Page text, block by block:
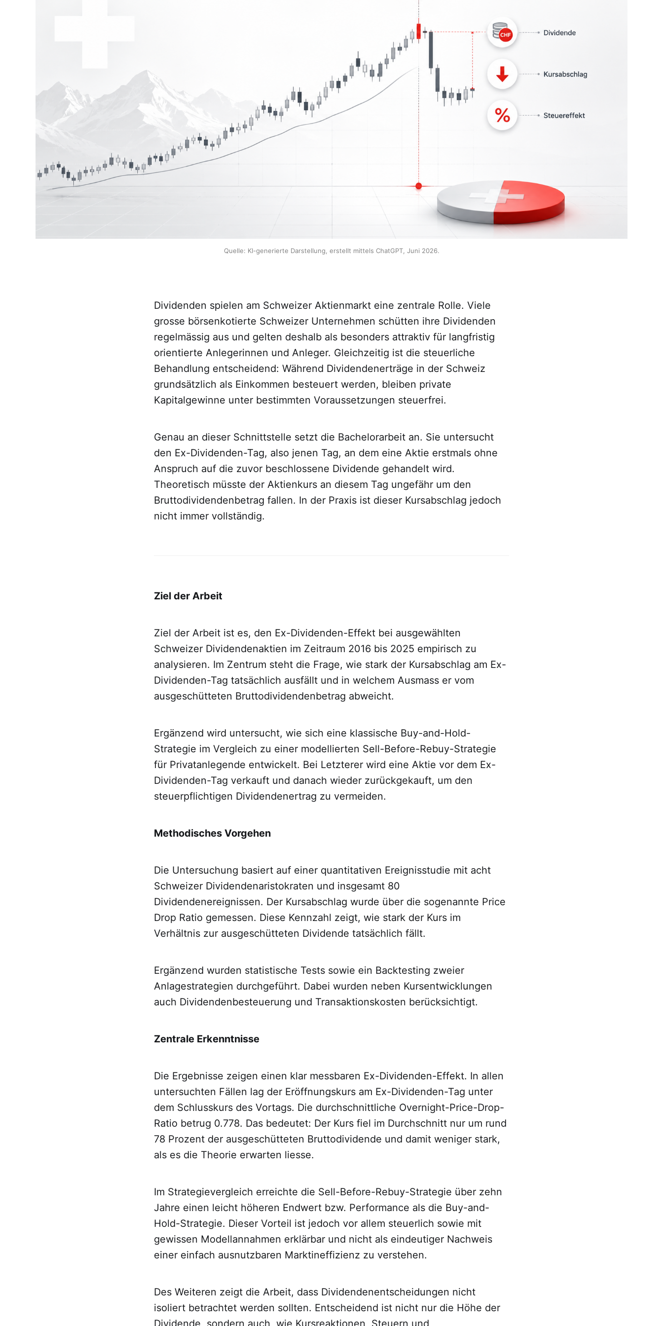
Quelle: KI-generierte Darstellung, erstellt mittels ChatGPT, Juni 2026.
Dividenden spielen am Schweizer Aktienmarkt eine zentrale Rolle. Viele
grosse börsenkotierte Schweizer Unternehmen schütten ihre Dividenden
regelmässig aus und gelten deshalb als besonders attraktiv für langfristig
orientierte Anlegerinnen und Anleger. Gleichzeitig ist die steuerliche
Behandlung entscheidend: Während Dividendenerträge in der Schweiz
grundsätzlich als Einkommen besteuert werden, bleiben private
Kapitalgewinne unter bestimmten Voraussetzungen steuerfrei.
Genau an dieser Schnittstelle setzt die Bachelorarbeit an. Sie untersucht
den Ex-Dividenden-Tag, also jenen Tag, an dem eine Aktie erstmals ohne
Anspruch auf die zuvor beschlossene Dividende gehandelt wird.
Theoretisch müsste der Aktienkurs an diesem Tag ungefähr um den
Bruttodividendenbetrag fallen. In der Praxis ist dieser Kursabschlag jedoch
nicht immer vollständig.
Ziel der Arbeit
Ziel der Arbeit ist es, den Ex-Dividenden-Effekt bei ausgewählten
Schweizer Dividendenaktien im Zeitraum 2016 bis 2025 empirisch zu
analysieren. Im Zentrum steht die Frage, wie stark der Kursabschlag am Ex-
Dividenden-Tag tatsächlich ausfällt und in welchem Ausmass er vom
ausgeschütteten Bruttodividendenbetrag abweicht.
Ergänzend wird untersucht, wie sich eine klassische Buy-and-Hold-
Strategie im Vergleich zu einer modellierten Sell-Before-Rebuy-Strategie
für Privatanlegende entwickelt. Bei Letzterer wird eine Aktie vor dem Ex-
Dividenden-Tag verkauft und danach wieder zurückgekauft, um den
steuerpflichtigen Dividendenertrag zu vermeiden.
Methodisches Vorgehen
Die Untersuchung basiert auf einer quantitativen Ereignisstudie mit acht
Schweizer Dividendenaristokraten und insgesamt 80
Dividendenereignissen. Der Kursabschlag wurde über die sogenannte Price
Drop Ratio gemessen. Diese Kennzahl zeigt, wie stark der Kurs im
Verhältnis zur ausgeschütteten Dividende tatsächlich fällt.
Ergänzend wurden statistische Tests sowie ein Backtesting zweier
Anlagestrategien durchgeführt. Dabei wurden neben Kursentwicklungen
auch Dividendenbesteuerung und Transaktionskosten berücksichtigt.
Zentrale Erkenntnisse
Die Ergebnisse zeigen einen klar messbaren Ex-Dividenden-Effekt. In allen
untersuchten Fällen lag der Eröffnungskurs am Ex-Dividenden-Tag unter
dem Schlusskurs des Vortags. Die durchschnittliche Overnight-Price-Drop-
Ratio betrug 0.778. Das bedeutet: Der Kurs fiel im Durchschnitt nur um rund
78 Prozent der ausgeschütteten Bruttodividende und damit weniger stark,
als es die Theorie erwarten liesse.
Im Strategievergleich erreichte die Sell-Before-Rebuy-Strategie über zehn
Jahre einen leicht höheren Endwert bzw. Performance als die Buy-and-
Hold-Strategie. Dieser Vorteil ist jedoch vor allem steuerlich sowie mit
gewissen Modellannahmen erklärbar und nicht als eindeutiger Nachweis
einer einfach ausnutzbaren Marktineffizienz zu verstehen.
Des Weiteren zeigt die Arbeit, dass Dividendenentscheidungen nicht
isoliert betrachtet werden sollten. Entscheidend ist nicht nur die Höhe der
Dividende, sondern auch, wie Kursreaktionen, Steuern und